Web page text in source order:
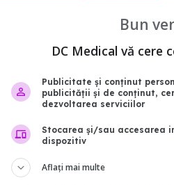
Bun
DC Medical vă cere
Publicitate și conținut
publicității și de conținut,
dezvoltarea serviciilor
Stocarea și/sau accesarea
dispozitiv
Aflați mai multe